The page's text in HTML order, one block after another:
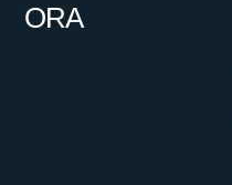
ORA